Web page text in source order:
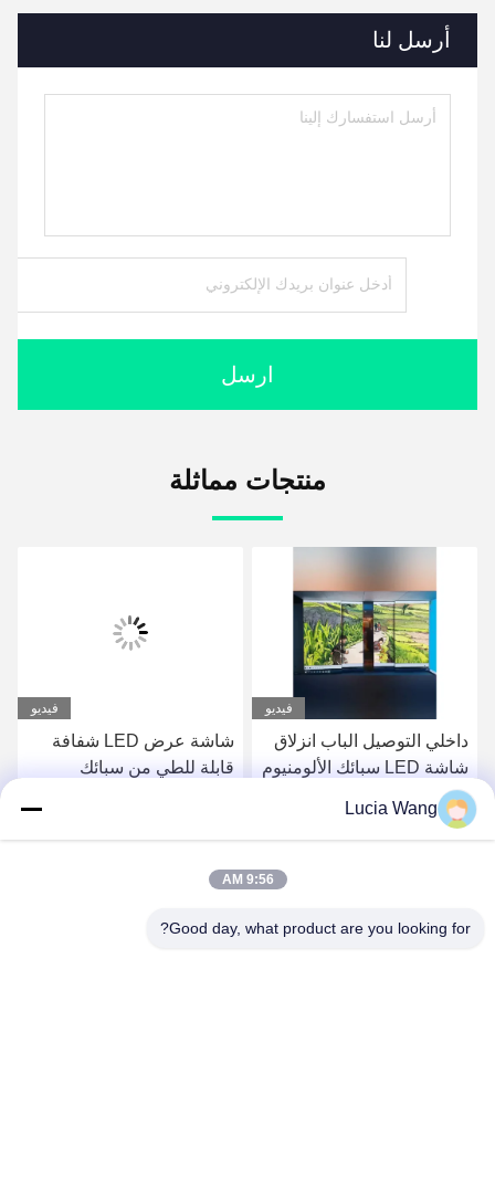
أرسل لنا
ارسل
منتجات مماثلة
فيديو
داخلي التوصيل الباب انزلاق
شاشة LED سبائك الألومنيوم
احصل على أفضل سعر
فيديو
شاشة عرض LED شفافة
قابلة للطي من سبائك
احصل على أفضل سعر
Lucia Wang
9:56 AM
Good day, what product are you looking for?